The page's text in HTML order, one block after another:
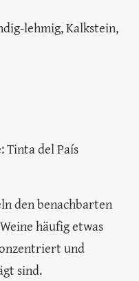
lehmig, Kalkstein,
Tinta del País
den benachbarten
häufig etwas
und
sind.